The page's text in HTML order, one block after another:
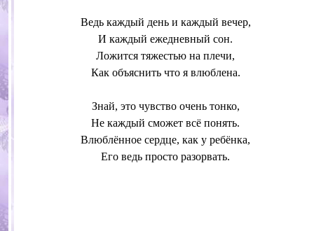
Ведь каждый день и каждый вечер,
И каждый ежедневный сон.
Ложится тяжестью на плечи,
Как объяснить что я влюблена.
Знай, это чувство очень тонко,
Не каждый сможет всё понять.
Влюблённое сердце, как у ребёнка,
Его ведь просто разорвать.